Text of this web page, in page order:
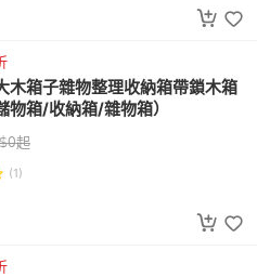
木箱子雜物整理收納箱帶鎖木箱
物箱/收納箱/雜物箱）
$0起
(1)